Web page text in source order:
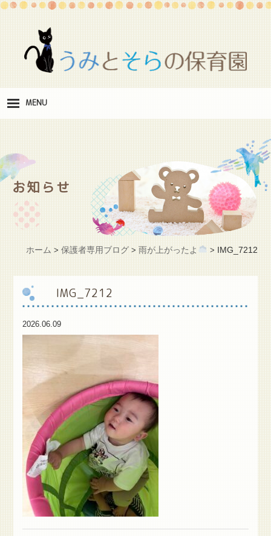
MENU
職
施 設紹介
護者様専用ブログ
お知らせ
ホーム > 保護者専用ブログ> 雨が上がったよ > IMG_7212
IMG_7212
2026.06.09